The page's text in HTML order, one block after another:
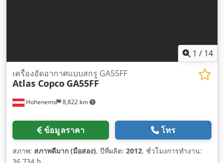
1 / 14
Hohenems 8,822 km
เครื่องอัดอากาศแบบสกรู GA55FF
Atlas Copco GA55FF
ข้อมูลราคา โทร
สภาพ: สภาพดีมาก (มือสอง), ปีที่ผลิต: 2012, ชั่วโมงการทำงาน: